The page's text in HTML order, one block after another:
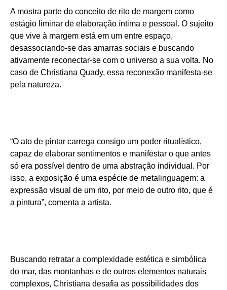
A mostra parte do conceito de rito de margem como
estágio liminar de elaboração íntima e pessoal. O sujeito
que vive à margem está em um entre espaço,
desassociando-se das amarras sociais e buscando
ativamente reconectar-se com o universo a sua volta. No
caso de Christiana Quady, essa reconexão manifesta-se
pela natureza.
“O ato de pintar carrega consigo um poder ritualístico,
capaz de elaborar sentimentos e manifestar o que antes
só era possível dentro de uma abstração individual. Por
isso, a exposição é uma espécie de metalinguagem: a
expressão visual de um rito, por meio de outro rito, que é
a pintura”, comenta a artista.
Buscando retratar a complexidade estética e simbólica
do mar, das montanhas e de outros elementos naturais
complexos, Christiana desafia as possibilidades dos